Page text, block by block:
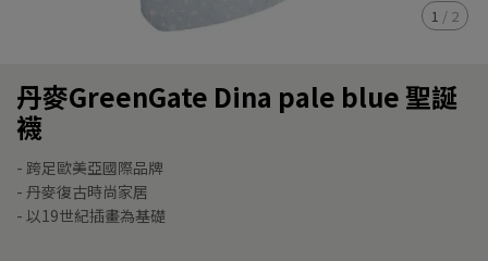
1 / 2
丹麥GreenGate Dina pale blue 聖誕
襪
- 跨足歐美亞國際品牌
- 丹麥復古時尚家居
- 以19世紀插畫為基礎